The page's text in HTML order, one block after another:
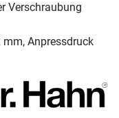
Verschraubung
Anpressdruck